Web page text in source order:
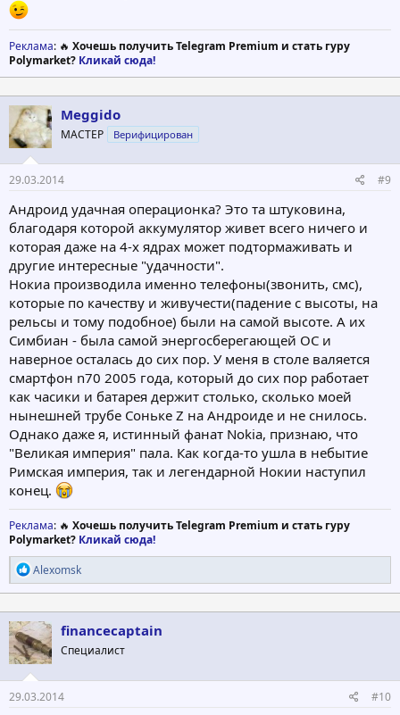
Реклама: 🔥 Хочешь получить Telegram Premium и стать гуру
Polymarket? Кликай сюда!
Meggido
МАСТЕР Верифицирован
29.03.2014 #9
Андроид удачная операционка? Это та штуковина,
благодаря которой аккумулятор живет всего ничего и
которая даже на 4-х ядрах может подтормаживать и
другие интересные "удачности".
Нокиа производила именно телефоны(звонить, смс),
которые по качеству и живучести(падение с высоты, на
рельсы и тому подобное) были на самой высоте. А их
Симбиан - была самой энергосберегающей ОС и
наверное осталась до сих пор. У меня в столе валяется
смартфон n70 2005 года, который до сих пор работает
как часики и батарея держит столько, сколько моей
нынешней трубе Соньке Z на Андроиде и не снилось.
Однако даже я, истинный фанат Nokia, признаю, что
"Великая империя" пала. Как когда-то ушла в небытие
Римская империя, так и легендарной Нокии наступил
конец.
Реклама: 🔥 Хочешь получить Telegram Premium и стать гуру
Polymarket? Кликай сюда!
Р
е
а
к
ц
и
и
:
Alexomsk
financecaptain
Специалист
29.03.2014 #10